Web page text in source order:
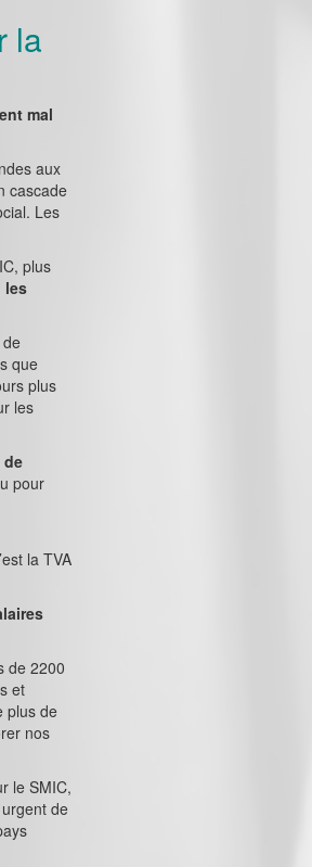
la
mal
aux
cascade
Les
plus
les
que
plus
les
de
pour
la TVA
de 2200
et
plus de
nos
le SMIC,
de